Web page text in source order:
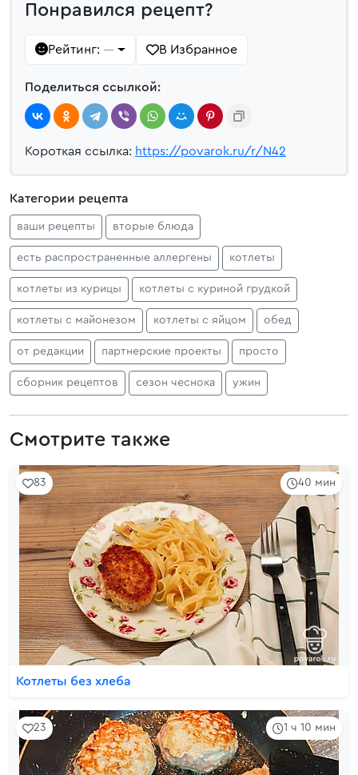
Понравился рецепт?
Рейтинг: — В Избранное
Поделиться ссылкой:
Короткая ссылка: https://povarok.ru/r/N42
Категории рецепта
ваши рецепты вторые блюда
есть распространенные аллергены котлеты
котлеты из курицы котлеты с куриной грудкой
котлеты с майонезом котлеты с яйцом обед
от редакции партнерские проекты просто
сборник рецептов сезон чеснока ужин
Смотрите также
40 мин
83
Котлеты без хлеба
1 ч 10 мин
23